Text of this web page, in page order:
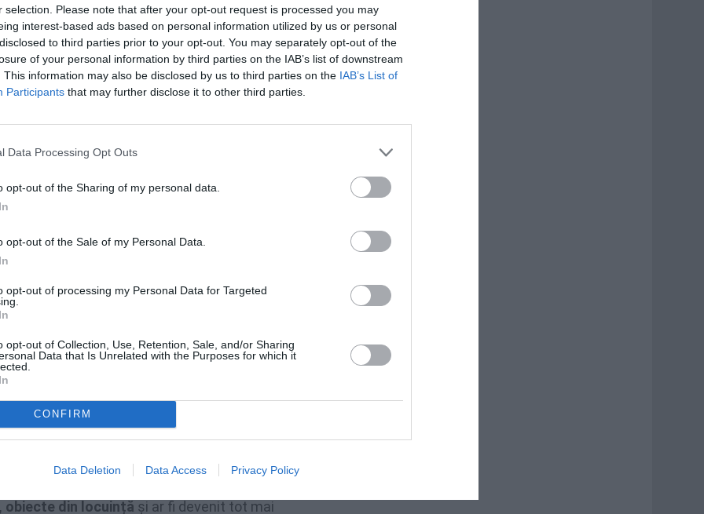
selection. Please note that after your opt-out request is processed you may
interest-based ads based on personal information utilized by us or personal
to third parties prior to your opt-out. You may separately opt-out of the
of your personal information by third parties on the IAB’s list of downstream
This information may also be disclosed by us to third parties on the IAB’s List of
Participants that may further disclose it to other third parties.
Data Processing Opt Outs
opt-out of the Sharing of my personal data.
opt-out of the Sale of my Personal Data.
opt-out of processing my Personal Data for Targeted
opt-out of Collection, Use, Retention, Sale, and/or Sharing
Data that Is Unrelated with the Purposes for which it
CONFIRM
Data Deletion Data Access Privacy Policy
ori în frunte cu mânerul cuțitului
insulta și o amenința.
Italia: s-a dus la dentist și a fost violată
marcat de violență și
imobilizat, iar mama – profund afectată
În discuțiile ulterioare cu polițiștii,
obiecte din locuință și ar fi devenit tot mai